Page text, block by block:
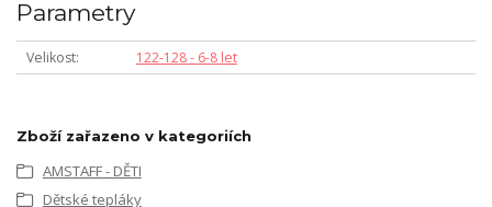
Parametry
Velikost 122-128 - 6-8 let
Zboží zařazeno v kategoriích
AMSTAFF - DĚTI
Dětské tepláky